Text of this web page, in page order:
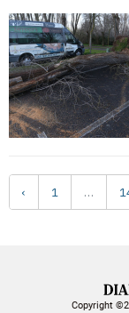
‹ 1 …
Copyright